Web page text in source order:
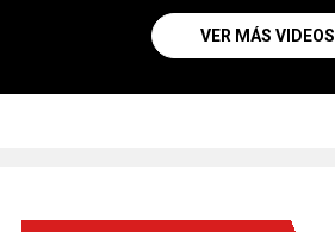
VER MÁS VIDEOS